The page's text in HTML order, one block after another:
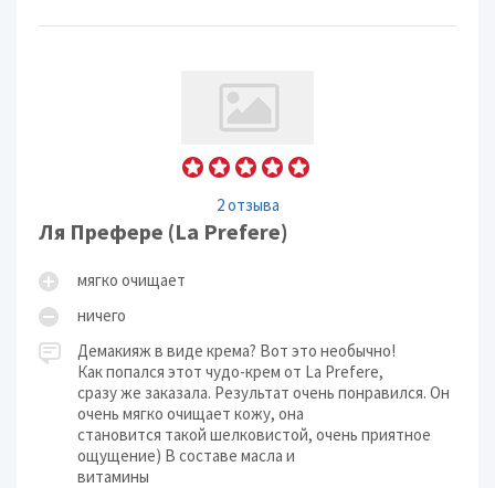
2 отзыва
Ля Префере (La Prefere)
мягко очищает
ничего
Демакияж в виде крема? Вот это необычно!
Как попался этот чудо-крем от La Prefere,
сразу же заказала. Результат очень понравился. Он
очень мягко очищает кожу, она
становится такой шелковистой, очень приятное
ощущение) В составе масла и
витамины